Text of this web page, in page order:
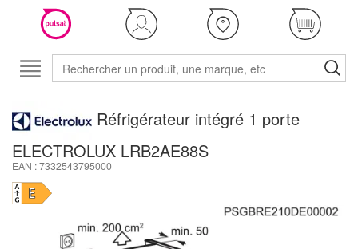
Réfrigérateur intégré 1 porte
ELECTROLUX LRB2AE88S
EAN : 7332543795000